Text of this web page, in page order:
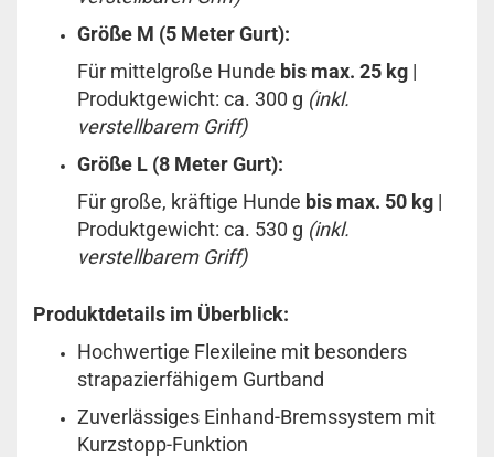
Größe M (5 Meter Gurt):
Für mittelgroße Hunde bis max. 25 kg |
Produktgewicht: ca. 300 g (inkl.
verstellbarem Griff)
Größe L (8 Meter Gurt):
Für große, kräftige Hunde bis max. 50 kg |
Produktgewicht: ca. 530 g (inkl.
verstellbarem Griff)
Produktdetails im Überblick:
Hochwertige Flexileine mit besonders
strapazierfähigem Gurtband
Zuverlässiges Einhand-Bremssystem mit
Kurzstopp-Funktion